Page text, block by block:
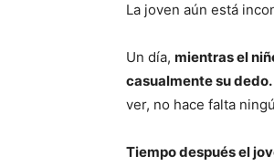
La joven aún está
Un día, mientras el
casualmente su
ver, no hace falta
Tiempo después el